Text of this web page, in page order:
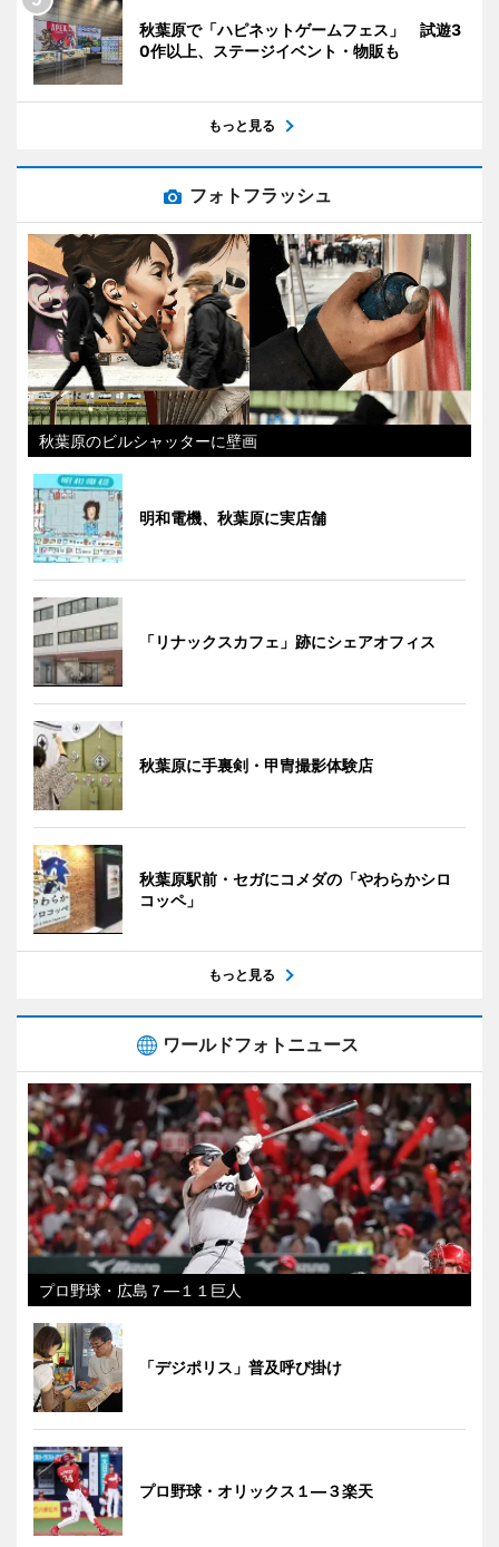
秋葉原で「ハピネットゲームフェス」 試遊3
0作以上、ステージイベント・物販も
もっと見る
フォトフラッシュ
秋葉原のビルシャッターに壁画
明和電機、秋葉原に実店舗
「リナックスカフェ」跡にシェアオフィス
秋葉原に手裏剣・甲冑撮影体験店
秋葉原駅前・セガにコメダの「やわらかシロ
コッペ」
もっと見る
ワールドフォトニュース
プロ野球・広島７―１１巨人
「デジポリス」普及呼び掛け
プロ野球・オリックス１―３楽天